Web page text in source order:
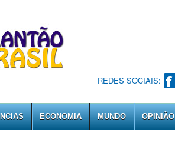
REDES SOCIAIS:
ECONOMIA MUNDO OPINIÃO